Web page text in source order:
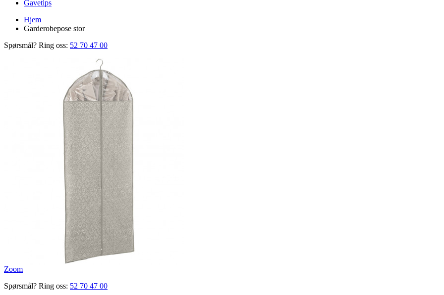
Gavetips
Hjem
Garderobepose stor
Spørsmål? Ring oss: 52 70 47 00
Zoom
Spørsmål? Ring oss: 52 70 47 00